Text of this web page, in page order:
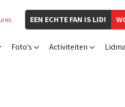
EEN ECHTE FAN IS LID!
Foto's Activiteiten